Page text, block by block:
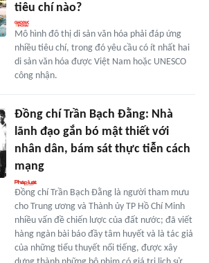
tiêu chí nào?
Mô hình đô thị di sản văn hóa phải đáp ứng
nhiều tiêu chí, trong đó yêu cầu có ít nhất hai
di sản văn hóa được Việt Nam hoặc UNESCO
công nhận.
Đồng chí Trần Bạch Đằng: Nhà
lãnh đạo gắn bó mật thiết với
nhân dân, bám sát thực tiễn cách
mạng
Đồng chí Trần Bạch Đằng là người tham mưu
cho Trung ương và Thành ủy TP Hồ Chí Minh
nhiều vấn đề chiến lược của đất nước; đã viết
hàng ngàn bài báo đầy tâm huyết và là tác giả
của những tiểu thuyết nổi tiếng, được xây